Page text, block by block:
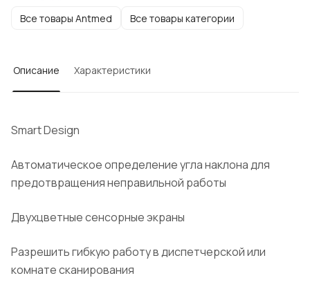
Все товары Antmed Все товары категории
Описание Характеристики
Smart Design
Автоматическое определение угла наклона для
предотвращения неправильной работы
Двухцветные сенсорные экраны
Разрешить гибкую работу в диспетчерской или
комнате сканирования